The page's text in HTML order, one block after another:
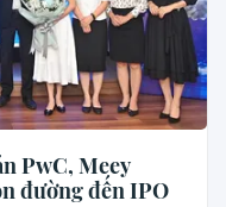
PwC, Meey
đường đến IPO